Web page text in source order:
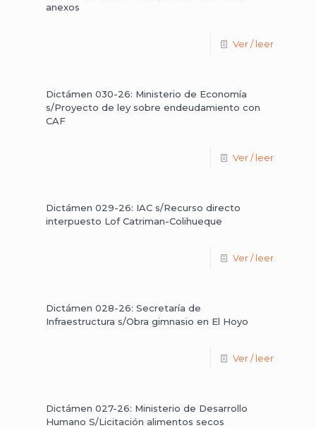
anexos
Ver / leer
Dictámen 030-26: Ministerio de Economía
s/Proyecto de ley sobre endeudamiento con
CAF
Ver / leer
Dictámen 029-26: IAC s/Recurso directo
interpuesto Lof Catriman-Colihueque
Ver / leer
Dictámen 028-26: Secretaría de
Infraestructura s/Obra gimnasio en El Hoyo
Ver / leer
Dictámen 027-26: Ministerio de Desarrollo
Humano S/Licitación alimentos secos